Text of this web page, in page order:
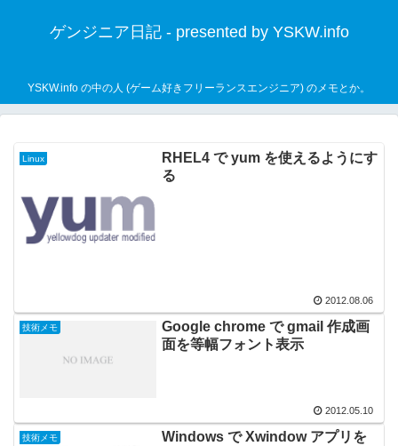
ゲンジニア日記 - presented by YSKW.info
YSKW.info の中の人 (ゲーム好きフリーランスエンジニア) のメモとか。
Linux
RHEL4 で yum を使えるようにす
る
2012.08.06
技術メモ
Google chrome で gmail 作成画
面を等幅フォント表示
2012.05.10
技術メモ
Windows で Xwindow アプリを